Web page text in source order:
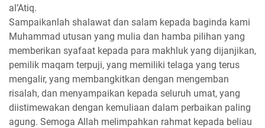
al’Atiq.
Sampaikanlah shalawat dan salam kepada baginda kami
Muhammad utusan yang mulia dan hamba pilihan yang
memberikan syafaat kepada para makhluk yang dijanjikan,
pemilik maqam terpuji, yang memiliki telaga yang terus
mengalir, yang membangkitkan dengan mengemban
risalah, dan menyampaikan kepada seluruh umat, yang
diistimewakan dengan kemuliaan dalam perbaikan paling
agung. Semoga Allah melimpahkan rahmat kepada beliau